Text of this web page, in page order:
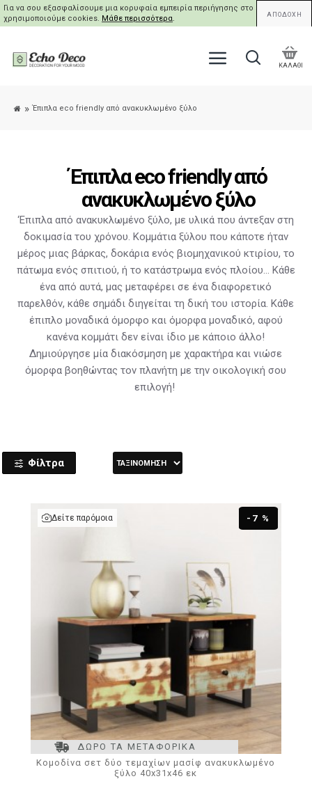
Για να σου εξασφαλίσουμε μια κορυφαία εμπειρία περιήγησης στο site μας,
χρησιμοποιούμε cookies. Μάθε περισσότερα. ΑΠΟΔΟΧΗ
ΚΑΛΑΘΙ
Έπιπλα eco friendly από ανακυκλωμένο ξύλο
Έπιπλα eco friendly από
ανακυκλωμένο ξύλο
‘Επιπλα από ανακυκλωμένο ξύλο, με υλικά που άντεξαν στη
δοκιμασία του χρόνου. Κομμάτια ξύλου που κάποτε ήταν
μέρος μιας βάρκας, δοκάρια ενός βιομηχανικού κτιρίου, το
πάτωμα ενός σπιτιού, ή το κατάστρωμα ενός πλοίου… Κάθε
ένα από αυτά, μας μεταφέρει σε ένα διαφορετικό
παρελθόν, κάθε σημάδι διηγείται τη δική του ιστορία. Κάθε
έπιπλο μοναδικά όμορφο και όμορφα μοναδικό, αφού
κανένα κομμάτι δεν είναι ίδιο με κάποιο άλλο!
Δημιούργησε μία διακόσμηση με χαρακτήρα και νιώσε
όμορφα βοηθώντας τον πλανήτη με την οικολογική σου
επιλογή!
Φίλτρα
ΔΩΡΟ ΤΑ ΜΕΤΑΦΟΡΙΚΑ
-7 %
Δείτε παρόμοια
Κομοδίνα σετ δύο τεμαχίων μασίφ ανακυκλωμένο
ξύλο 40x31x46 εκ